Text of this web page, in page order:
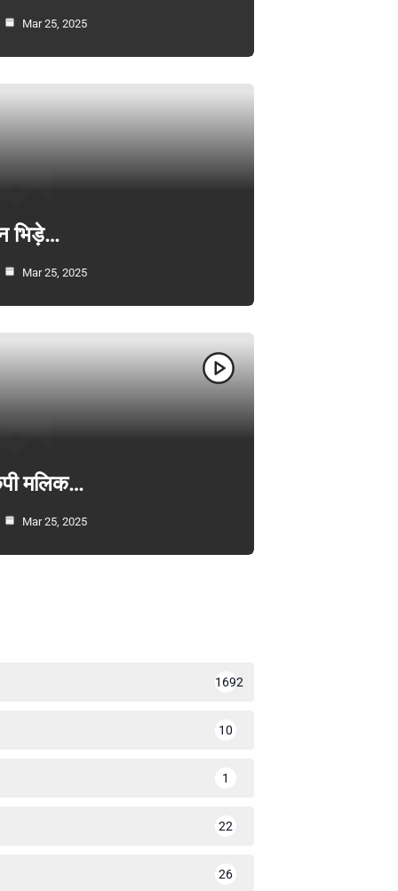
Mar 25, 2025
भिड़े…
Mar 25, 2025
मलिक…
Mar 25, 2025
1692
10
1
22
26